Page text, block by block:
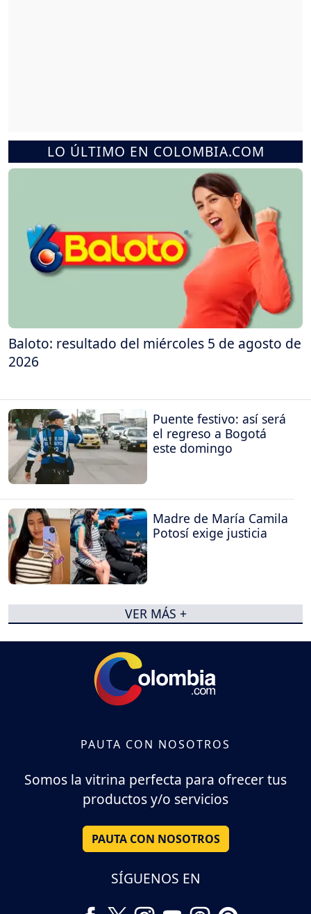
LO ÚLTIMO EN COLOMBIA.COM
Baloto: resultado del miércoles 5 de agosto de
2026
Puente festivo: así será
el regreso a Bogotá
este domingo
Madre de María Camila
Potosí exige justicia
VER MÁS +
PAUTA CON NOSOTROS
Somos la vitrina perfecta para ofrecer tus
productos y/o servicios
PAUTA CON NOSOTROS
SÍGUENOS EN